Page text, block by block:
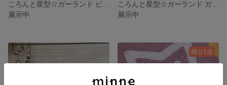
展示中
展示中
残り1点